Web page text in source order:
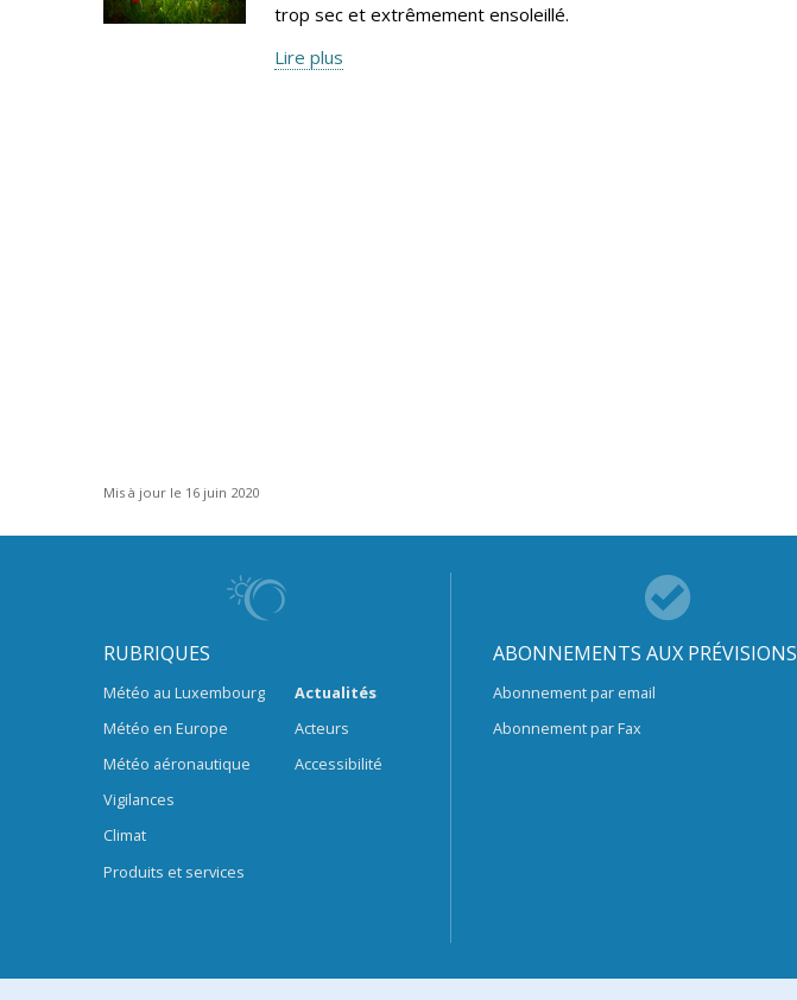
trop sec et extrêmement ensoleillé.
Lire plus
Mis à jour le 16 juin 2020
RUBRIQUES
Météo au Luxembourg
Météo en Europe
Météo aéronautique
Vigilances
Climat
Produits et services
Actualités
Acteurs
Accessibilité
ABONNEMENTS AUX PRÉVISIONS
Abonnement par email
Abonnement par Fax